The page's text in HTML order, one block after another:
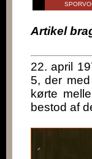
Artikel
22. april
5, der
kørte
bestod af